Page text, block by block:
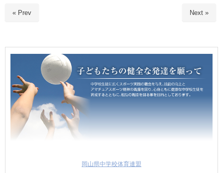
« Prev Next »
岡山県中学校体育連盟